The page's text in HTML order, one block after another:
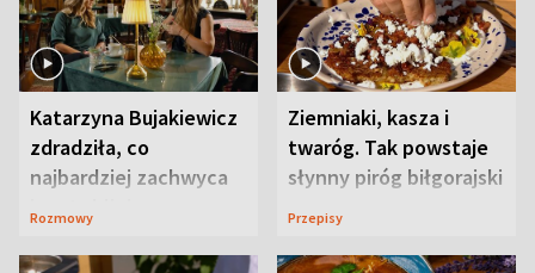
Katarzyna Bujakiewicz
zdradziła, co
najbardziej zachwyca
ją w Lublinie
Rozmowy
Ziemniaki, kasza i
twaróg. Tak powstaje
słynny piróg biłgorajski
Przepisy